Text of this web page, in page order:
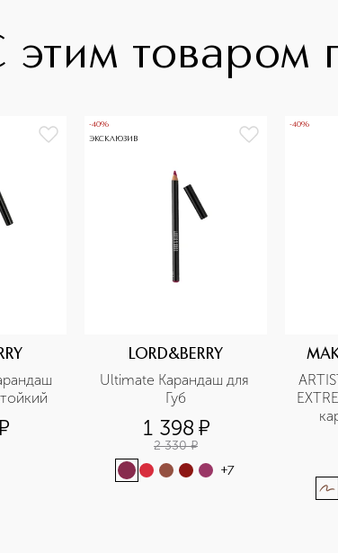
этим товаром
-40%
ЭКСКЛЮЗИВ
LORD&BERRY
Ultimate Карандаш для
Губ
1 398 ¤
2 330 ¤
+7
-40%